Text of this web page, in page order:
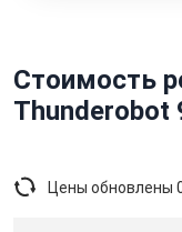
Стоимость
Thunderobot
Цены обновлены